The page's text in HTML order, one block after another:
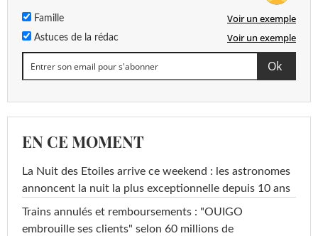
Famille Voir un exemple
Astuces de la rédac Voir un exemple
EN CE MOMENT
La Nuit des Etoiles arrive ce weekend : les astronomes
annoncent la nuit la plus exceptionnelle depuis 10 ans
Trains annulés et remboursements : "OUIGO
embrouille ses clients" selon 60 millions de